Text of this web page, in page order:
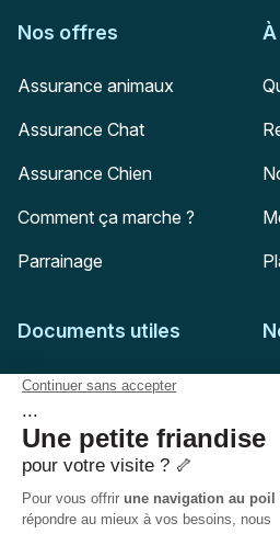
Nos offres
Assurance animaux
Assurance Chat
Assurance Chien
Comment ça marche ?
Parrainage
Documents utiles
Feuille de soins
Conditions générales
Politique de confidentialité
Politique des Cookies